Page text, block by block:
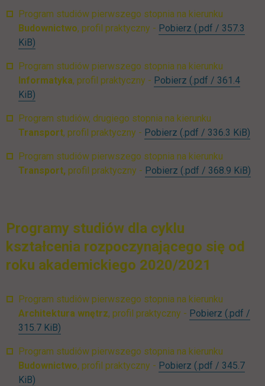
Program studiów pierwszego stopnia na kierunku
Budownictwo, profil praktyczny - Pobierz (.pdf / 357.3
KiB)
Program studiów pierwszego stopnia na kierunku
Informatyka, profil praktyczny - Pobierz (.pdf / 361.4
KiB)
Program studiów, drugiego stopnia na kierunku
Transport, profil praktyczny - Pobierz (.pdf / 336.3 KiB)
Program studiów pierwszego stopnia na kierunku
Transport, profil praktyczny - Pobierz (.pdf / 368.9 KiB)
Programy studiów dla cyklu
kształcenia rozpoczynającego się od
roku akademickiego 2020/2021
Program studiów pierwszego stopnia na kierunku
Architektura wnętrz, profil praktyczny - Pobierz (.pdf /
315.7 KiB)
Program studiów pierwszego stopnia na kierunku
Budownictwo, profil praktyczny - Pobierz (.pdf / 345.7
KiB)